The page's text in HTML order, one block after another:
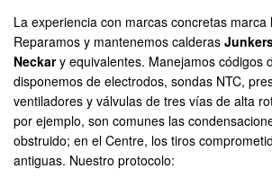
La experiencia con marcas concretas marca
Reparamos y mantenemos calderas
Neckary equivalentes. Manejamos códigos
disponemos de electrodos, sondas NTC,
ventiladores y válvulas de tres vías de alta
por ejemplo, son comunes las
obstruido; en el Centre, los tiros
antiguas. Nuestro protocolo: